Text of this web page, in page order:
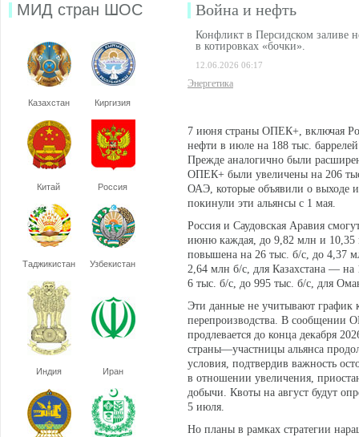
МИД стран ШОС
Казахстан Киргизия
Китай Россия
Таджикистан Узбекистан
Индия Иран
Война и нефть
Конфликт в Персидском заливе
в котировках «бочки».
12.06.2026 06:17
Энергетика
7 июня страны ОПЕК+, включая
нефти в июле на 188 тыс.
Прежде аналогично были
ОПЕК+ были увеличены на 206
ОАЭ, которые объявили о
покинули эти альянсы с 1 мая.
Россия и Саудовская Аравия
июню каждая, до 9,82 млн и 10,35
повышена на 26 тыс. б/c, до 4,37
2,64 млн б/c, для Казахстана —
6 тыс. б/c, до 995 тыс. б/c, для
Эти данные не учитывают график
перепроизводства. В сообщении
продлевается до конца декабря
страны—участницы альянса
условия, подтвердив важность
в отношении увеличения,
добычи. Квоты на август будут
5 июля.
Но планы в рамках стратегии